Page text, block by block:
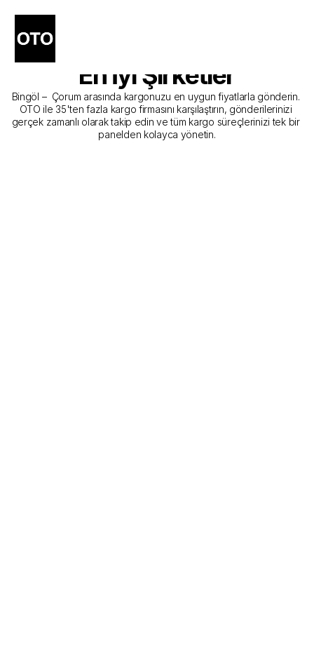
Bingöl - Çorum Kargo
Gönderim Hizmeti Sunan
En İyi Şirketler
Bingöl –  Çorum arasında kargonuzu en uygun fiyatlarla gönderin.
OTO ile 35'ten fazla kargo firmasını karşılaştırın, gönderilerinizi
gerçek zamanlı olarak takip edin ve tüm kargo süreçlerinizi tek bir
panelden kolayca yönetin.